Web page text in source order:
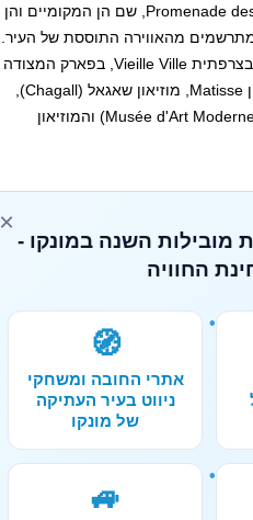
המקום שאולי הכי מזוהה עם ניס היא טיילת האנגלים Promenade des Angles, שם הן המקומיים והן
מהאווירה התוססת של העיר.
מעבר לטיילת כדאי לקחת סיור בעיר העתיקה של ניס שנקראת בצרפתית Vieille Ville, בפארק המצודה
Colline du Château ובארבעה מוזיאוני אמנות מעולים: מוזיאון Matisse, מוזיאון שאגאל (Chagall),
המוזיאון לאמנות מודרנית ועכשווית (Musée d'Art Moderne et d'Art Contemporain) והמוזיאון
×
מובילות השנה במונקו -
החוויה
🧭
אתרי החובה ומשחקי
ניווט בעיר העתיקה
של מונקו
🚙